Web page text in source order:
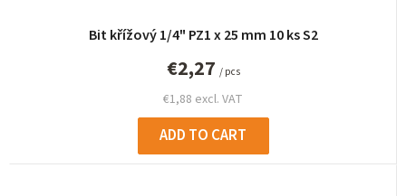
Bit křížový 1/4" PZ1 x 25 mm 10 ks S2
€1,88 excl. VAT
€2,27 / pcs
ADD TO CART